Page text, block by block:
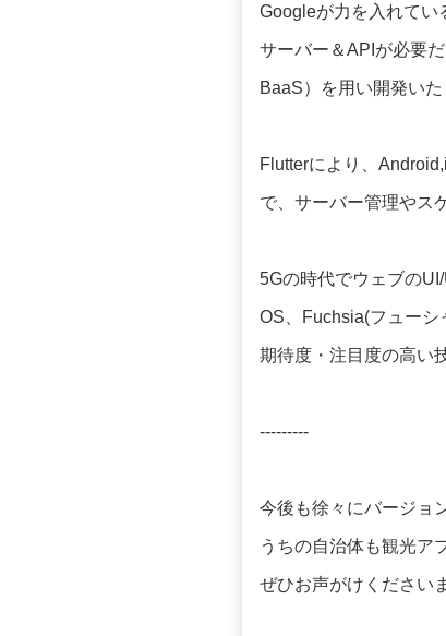
Googleが力を入れてい
サーバー＆APIが必要
BaaS）を用い開発いた
Flutterにより、
で、サーバー管理やス
5Gの時代でウェブの
OS、Fuchsia(フューシ
期待度・注目度の高い
---------
今後も徐々にバージョ
うちの自治体も観光ア
ぜひお声がけください